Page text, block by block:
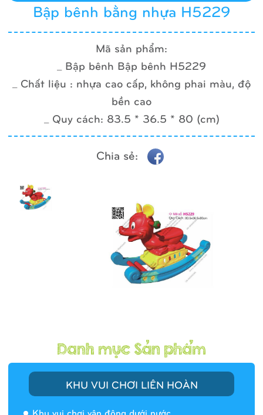
KHU VUI CHƠI LIÊN HOÀN
Khu vui chơi vận động dưới nước
Bập bênh bằng nhựa H5229
Mã sản phẩm:
_ Bập bênh Bập bênh H5229
_ Chất liệu : nhựa cao cấp, không phai màu, độ
bền cao
_ Quy cách: 83.5 * 36.5 * 80 (cm)
Chia sẻ: